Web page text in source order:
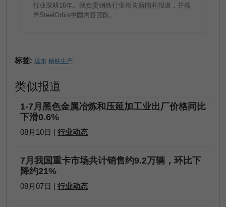
行业深耕16年。我负责钢铁行业相关新闻和报道，并领
导SteelOrbis中国内容团队。
标签: 远东 钢铁生产
类似报道
1-7月黑色金属冶炼和压延加工业出厂价格同比
下滑0.6%
08月10日 | 行业动态
7月我国重卡市场共计销售约9.2万辆，环比下
降约21%
08月07日 | 行业动态